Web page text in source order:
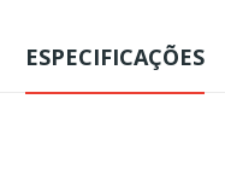
ESPECIFICAÇÕES